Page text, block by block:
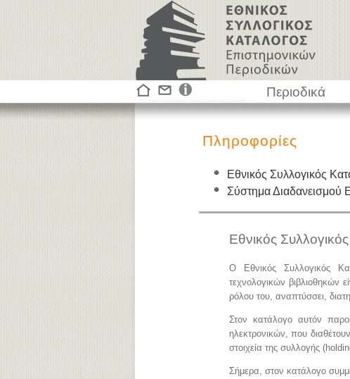
Περιοδικά
Πληροφορίες
Εθνικός Συλλογικός
Σύστημα
Εθνικός
Ο Εθνικός Συλλογικός
τεχνολογικών βιβλιοθηκών
ρόλου του, αναπτύσσει,
Στον κατάλογο αυτόν
ηλεκτρονικών, που
στοιχεία της συλλογής
Σήμερα, στον κατάλογο